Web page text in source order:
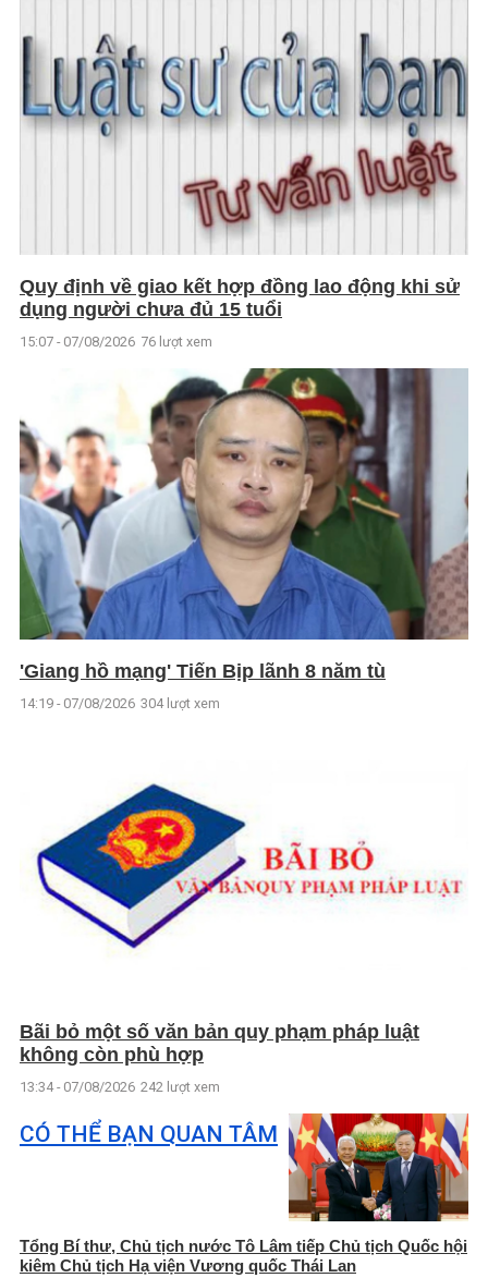
Quy định về giao kết hợp đồng lao động khi sử
dụng người chưa đủ 15 tuổi
15:07 - 07/08/2026 76 lượt xem
'Giang hồ mạng' Tiến Bịp lãnh 8 năm tù
14:19 - 07/08/2026 304 lượt xem
Bãi bỏ một số văn bản quy phạm pháp luật
không còn phù hợp
13:34 - 07/08/2026 242 lượt xem
CÓ THỂ BẠN QUAN TÂM
Tổng Bí thư, Chủ tịch nước Tô Lâm tiếp Chủ tịch Quốc hội
kiêm Chủ tịch Hạ viện Vương quốc Thái Lan